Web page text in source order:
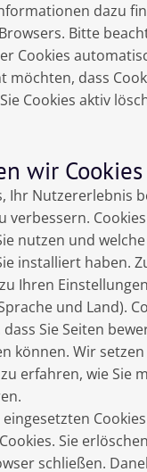
dazu
Bitte
Cookies
möchten, dass
Cookies aktiv
wir
Ihr Nutzererlebnis
verbessern.
nutzen und
installiert haben.
Ihren
und Land).
Sie Seiten
können. Wir setzen
erfahren, wie Sie
Sie
schließen.